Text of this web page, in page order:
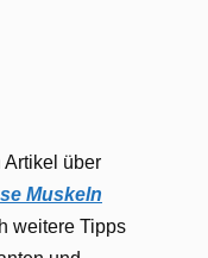
Artikel über
Muskeln
weitere Tipps